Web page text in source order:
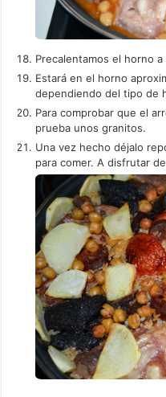
Precalentamos el horno
Estará en el horno
dependiendo del tipo de
Para comprobar que el
prueba unos granitos.
Una vez hecho déjalo
para comer. A disfrutar